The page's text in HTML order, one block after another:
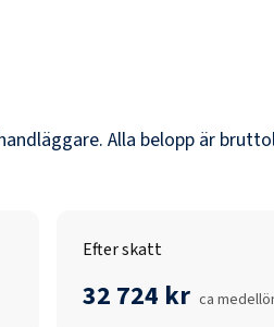
. Alla belopp är
Efter skatt
32 724 kr ca